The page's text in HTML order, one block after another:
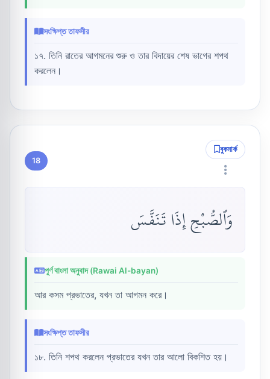
সংক্ষিপ্ত তাফসীর
১৭. তিনি রাতের আগমনের শুরু ও তার বিদায়ের শেষ ভাগের শপথ
করলেন।
18
বুকমার্ক
وَٱلصُّبْحِ إِذَا تَنَفَّسَ
পূর্ণ বাংলা অনুবাদ (Rawai Al-bayan)
আর কসম প্রভাতের, যখন তা আগমন করে।
সংক্ষিপ্ত তাফসীর
১৮. তিনি শপথ করলেন প্রভাতের যখন তার আলো বিকশিত হয়।